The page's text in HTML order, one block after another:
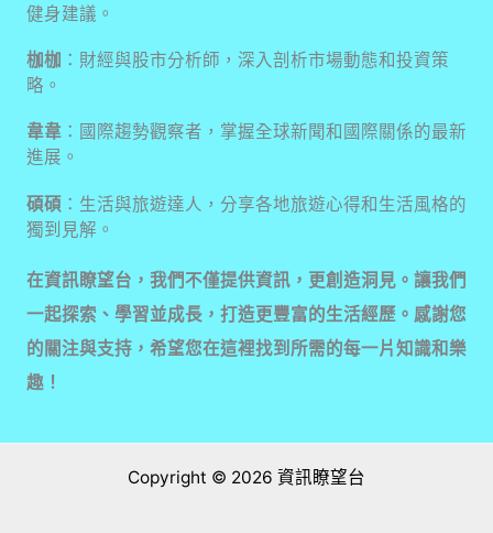
健身建議。
枷枷 ：財經與股市分析師，深入剖析市場動態和投資策
略。
韋韋：國際趨勢觀察者，掌握全球新聞和國際關係的最新
進展。
碩碩：生活與旅遊達人，分享各地旅遊心得和生活風格的
獨到見解。
在資訊瞭望台，我們不僅提供資訊，更創造洞見。讓我們
一起探索、學習並成長，打造更豐富的生活經歷。感謝您
的關注與支持，希望您在這裡找到所需的每一片知識和樂
趣！
Copyright © 2026 資訊瞭望台